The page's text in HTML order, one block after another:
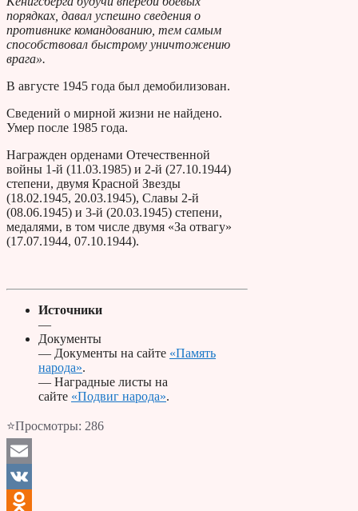
порядках, давал успешно сведения о
противнике командованию, тем самым
способствовал быстрому уничтожению
врага».
В августе 1945 года был демобилизован.
Сведений о мирной жизни не найдено.
Умер после 1985 года.
Награжден орденами Отечественной
войны 1-й (11.03.1985) и 2-й (27.10.1944)
степени, двумя Красной Звезды
(18.02.1945, 20.03.1945), Славы 2-й
(08.06.1945) и 3-й (20.03.1945) степени,
медалями, в том числе двумя «За отвагу»
(17.07.1944, 07.10.1944).
Источники
—
Документы
— Документы на сайте «Память
народа».
— Наградные листы на
сайте «Подвиг народа».
⭐Просмотры: 286
Email
VK